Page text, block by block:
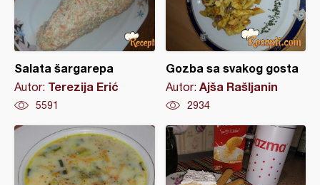
Salata šargarepa
Autor: Terezija Erić
5591
Gozba sa svakog gosta
Autor: Ajša Rašljanin
2934